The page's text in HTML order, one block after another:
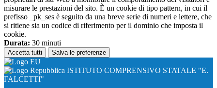
misurare le prestazioni del sito. È un cookie di tipo pattern, in cui il
prefisso _pk_ses è seguito da una breve serie di numeri e lettere, che
si ritiene sia un codice di riferimento per il dominio che imposta il
cookie.
Durata: 30 minuti
Accetta tutti Salva le preferenze
ISTITUTO COMPRENSIVO STATALE "E.
FALCETTI"